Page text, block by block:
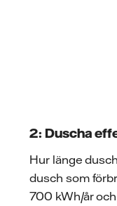
2: Duscha
Hur länge
dusch som
700 kWh/år